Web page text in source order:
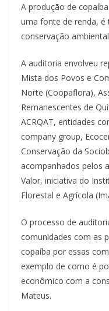
A produção de
uma fonte de renda,
conservação
A auditoria envolveu
Mista dos Povos e
Norte (Coopaflora),
Remanescentes de
ACRQAT, entidades
company group,
Conservação da
acompanhados pelos
Valor, iniciativa do
Florestal e Agrícola
O processo de
comunidades com as
copaíba por essas
exemplo de como é
econômico com a
Mateus.